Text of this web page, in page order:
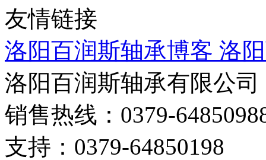
友情链接
洛阳百润斯轴承博客 洛
洛阳百润斯轴承有限公司
销售热线：0379-
支持：0379-64850198